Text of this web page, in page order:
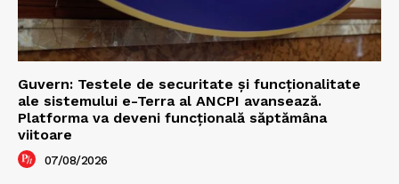
Guvern: Testele de securitate și funcționalitate
ale sistemului e-Terra al ANCPI avansează.
Platforma va deveni funcțională săptămâna
viitoare
07/08/2026